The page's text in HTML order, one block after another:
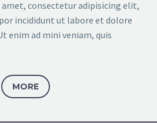
consectetur adipisicing elit,
incididunt ut labore et dolore
enim ad mini veniam, quis
MORE